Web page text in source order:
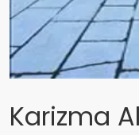
Karizma